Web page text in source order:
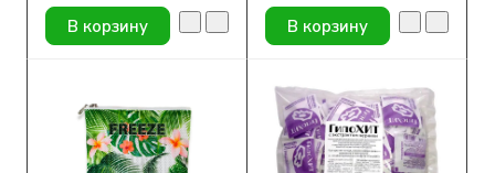
В корзину В корзину